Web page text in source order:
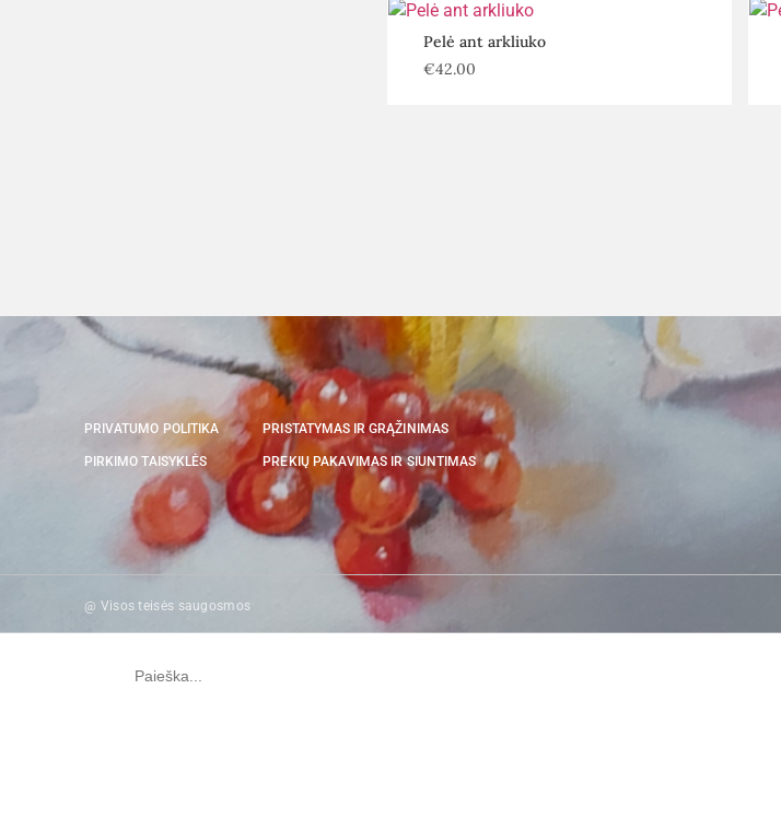
Pelė ant arkliuko
€42.00
PRIVATUMO POLITIKA
PIRKIMO TAISYKLĖS
PRISTATYMAS IR GRĄŽINIMAS
PREKIŲ PAKAVIMAS IR SIUNTIMAS
@ Visos teisės saugosmos